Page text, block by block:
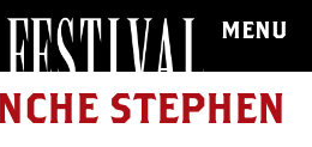
MENU
STEPHEN